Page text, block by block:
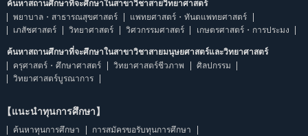
ค้นหาสถานศึกษาที่จะศึกษาในสาขาวิชาสายวิทยาศาสตร์
พยาบาล・สาธารณสุขศาสตร์
แพทยศาสตร์・ทันตแพทยศาสตร์
เภสัชศาสตร์
วิทยาศาสตร์ วิศวกรรมศาสตร์ เกษตรศาสตร์・การประมง
ค้นหาสถานศึกษาที่จะศึกษาในสาขาวิชาสายมนุษยศาสตร์และวิทยาศาสตร์
ครุศาสตร์・ศึกษาศาสตร์
วิทยาศาสตร์ชีวภาพ
ศิลปกรรม
วิทยาศาสตร์บูรณาการ
【แนะนำทุนการศึกษา】
ค้นหาทุนการศึกษา
การสมัครขอรับทุนการศึกษา